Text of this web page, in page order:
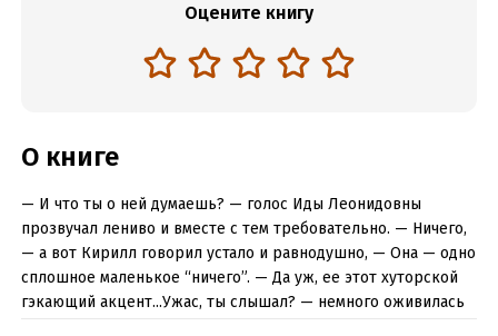
Оцените книгу
О книге
— И что ты о ней думаешь? — голос Иды Леонидовны
прозвучал лениво и вместе с тем требовательно. — Ничего,
— а вот Кирилл говорил устало и равнодушно, — Она — одно
сплошное маленькое “ничего”. — Да уж, ее этот хуторской
гэкающий акцент...Ужас, ты слышал? — немного оживилась